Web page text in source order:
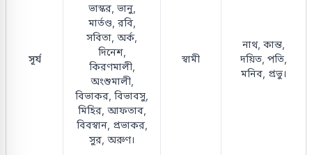
সূর্য
ভাস্কর, ভানু,
মার্তণ্ড, রবি,
সবিতা, অর্ক,
দিনেশ,
কিরণমালী,
অংশুমালী,
বিভাকর, বিভাবসু,
মিহির, আফতাব,
বিবস্বান, প্রভাকর,
সুর, অরুণ।
স্বামী
নাথ, কান্ত,
দয়িত, পতি,
মনিব, প্রভু।